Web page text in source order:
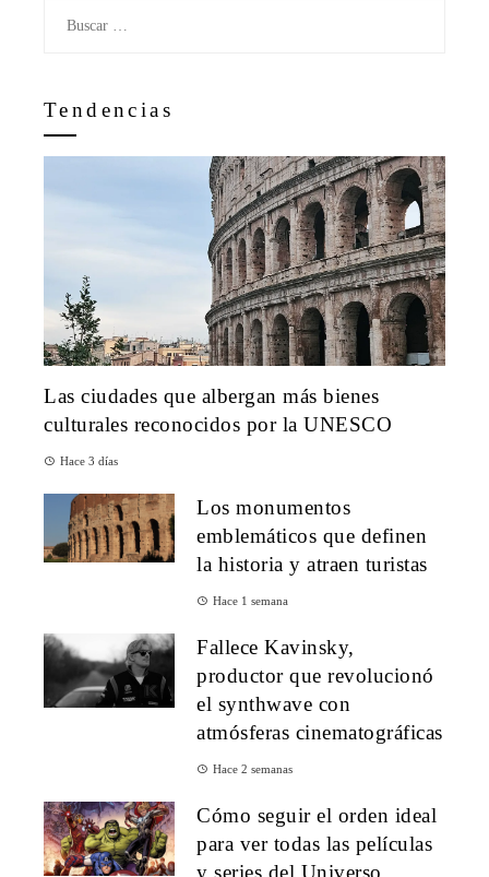
Tendencias
Las ciudades que albergan más bienes
culturales reconocidos por la UNESCO
Hace 3 días
Los monumentos
emblemáticos que definen
la historia y atraen turistas
Hace 1 semana
Fallece Kavinsky,
productor que revolucionó
el synthwave con
atmósferas cinematográficas
Hace 2 semanas
Cómo seguir el orden ideal
para ver todas las películas